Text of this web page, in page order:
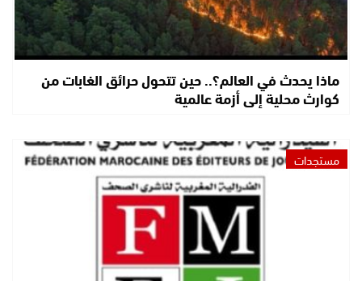
ماذا يحدث في العالم؟.. حين تتحول حرائق الغابات من
كوارث محلية إلى أزمة عالمية
مستجدات